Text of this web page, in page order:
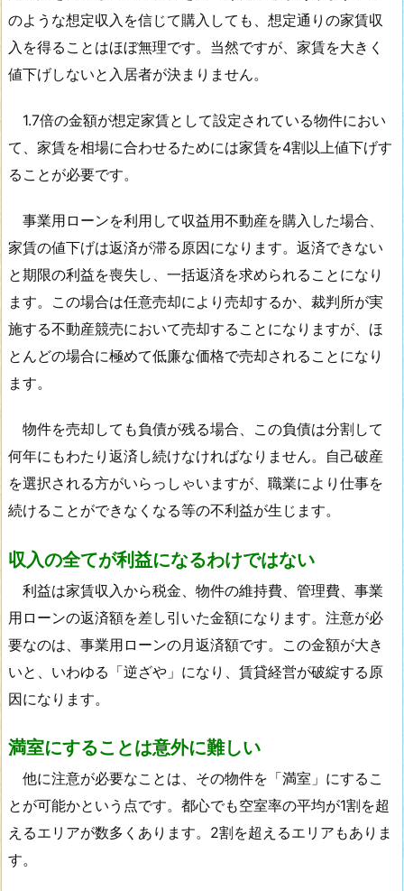
のような想定収入を信じて購入しても、想定通りの家賃収
入を得ることはほぼ無理です。当然ですが、家賃を大きく
値下げしないと入居者が決まりません。
1.7倍の金額が想定家賃として設定されている物件におい
て、家賃を相場に合わせるためには家賃を4割以上値下げす
ることが必要です。
事業用ローンを利用して収益用不動産を購入した場合、
家賃の値下げは返済が滞る原因になります。返済できない
と期限の利益を喪失し、一括返済を求められることになり
ます。この場合は任意売却により売却するか、裁判所が実
施する不動産競売において売却することになりますが、ほ
とんどの場合に極めて低廉な価格で売却されることになり
ます。
物件を売却しても負債が残る場合、この負債は分割して
何年にもわたり返済し続けなければなりません。自己破産
を選択される方がいらっしゃいますが、職業により仕事を
続けることができなくなる等の不利益が生じます。
収入の全てが利益になるわけではない
利益は家賃収入から税金、物件の維持費、管理費、事業
用ローンの返済額を差し引いた金額になります。注意が必
要なのは、事業用ローンの月返済額です。この金額が大き
いと、いわゆる「逆ざや」になり、賃貸経営が破綻する原
因になります。
満室にすることは意外に難しい
他に注意が必要なことは、その物件を「満室」にするこ
とが可能かという点です。都心でも空室率の平均が1割を超
えるエリアが数多くあります。2割を超えるエリアもありま
す。